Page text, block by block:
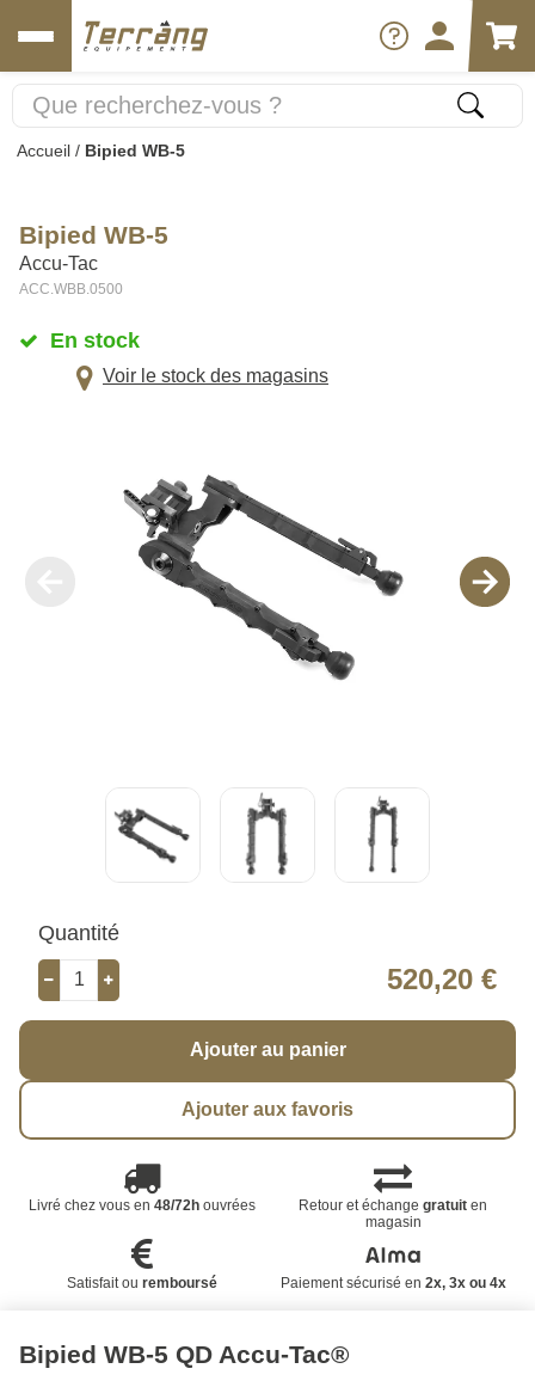
Accueil / Bipied WB-5
Bipied WB-5
Accu-Tac
ACC.WBB.0500
En stock
Voir le stock des magasins
Quantité
520,20 €
Ajouter au panier
Ajouter aux favoris
Livré chez vous en 48/72houvrées Retour et échangegratuit en
magasin
Satisfait ou remboursé Paiement sécurisé en 2x, 3x ou 4x
Bipied WB-5 QD Accu-Tac®